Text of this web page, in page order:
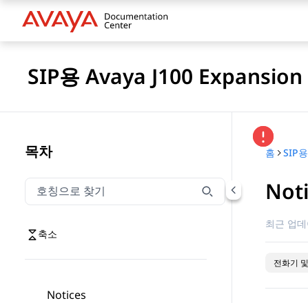
SIP용 Avaya J100
목차
호칭으로 찾기
호칭으로 찾기 항목을 필터링하려면 입력합니다.
축소
Notices
홈 SIP
최근 업
전화기